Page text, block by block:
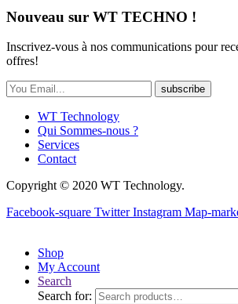
Nouveau sur WT TECHNO !
Inscrivez-vous à nos communications pour
offres!
subscribe
WT Technology
Qui Sommes-nous ?
Services
Contact
Copyright © 2020 WT Technology.
Facebook-square Twitter Instagram Map-
Shop
My Account
Search
Search for: